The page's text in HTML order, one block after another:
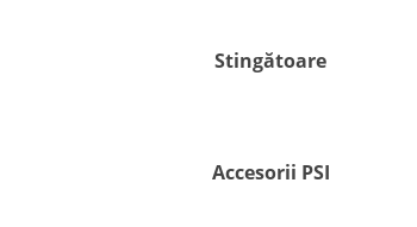
Stingătoare
Accesorii PSI